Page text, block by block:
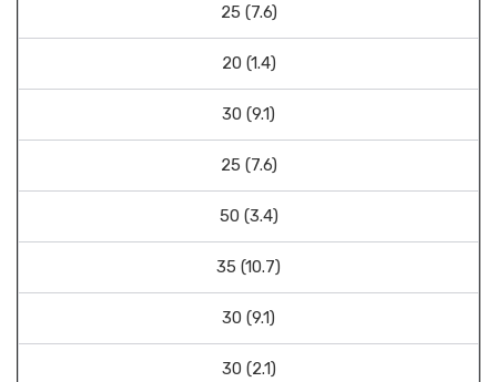
25 (7.6)
20 (1.4)
30 (9.1)
25 (7.6)
50 (3.4)
35 (10.7)
30 (9.1)
30 (2.1)